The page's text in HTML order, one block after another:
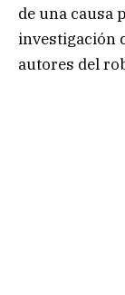
de una causa
investigación
autores del